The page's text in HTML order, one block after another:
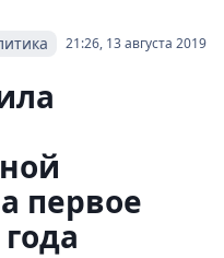
21:26, 13 августа 2019
первое